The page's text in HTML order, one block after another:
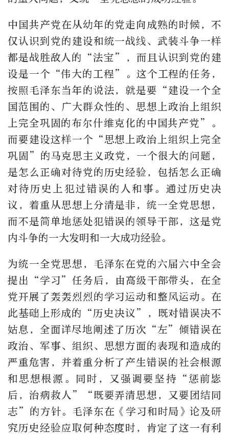
中国共产党在从幼年的党走向成熟的时候，不
仅认识到党的建设和统一战线、武装斗争一样
都是战胜敌人的“法宝”，而且认识到党的建
设是一个“伟大的工程”。这个工程的任务，
按照毛泽东当年的说法，就是要“建设一个全
国范围的、广大群众性的、思想上政治上组织
上完全巩固的布尔什维克化的中国共产党”。
而要建设这样一个“思想上政治上组织上完全
巩固”的马克思主义政党，一个很大的问题，
是怎么正确对待党的历史经验，包括怎么正确
对待历史上犯过错误的人和事。通过历史决
议，着重从思想上分清是非，统一全党思想，
而不是简单地惩处犯错误的领导干部，这是党
内斗争的一大发明和一大成功经验。
为统一全党思想，毛泽东在党的六届六中全会
提出“学习”任务后，由高级干部带头，在全
党开展了轰轰烈烈的学习运动和整风运动。在
此基础上形成的“历史决议”，既对错误决不
姑息，全面详尽地阐述了历次“左”倾错误在
政治、军事、组织、思想方面的表现和造成的
严重危害，并着重分析了产生错误的社会根源
和思想根源。同时，又强调要坚持“惩前毖
后，治病救人”“既要弄清思想，又要团结同
志”的方针。毛泽东在《学习和时局》论及研
究历史经验应取何种态度时，肯定了这一有利